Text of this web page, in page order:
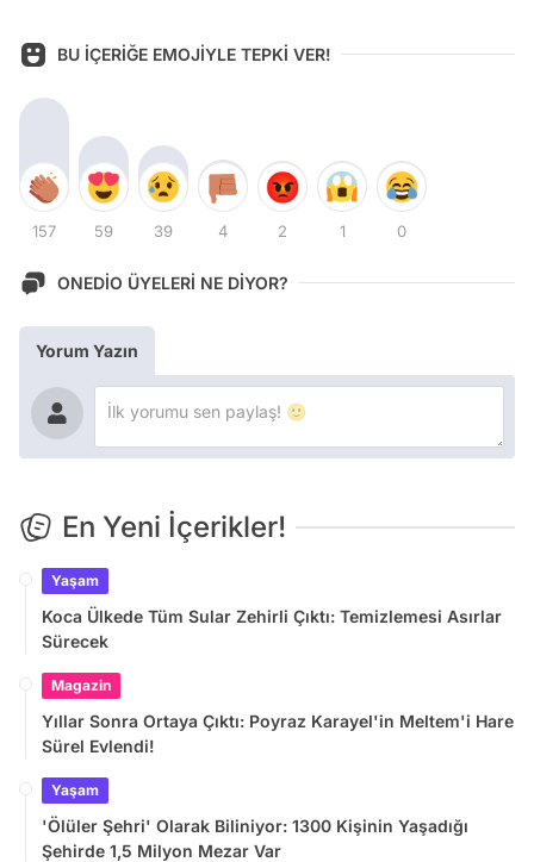
BU İÇERİĞE EMOJİYLE TEPKİ VER!
157 59 39 4 2 1 0
ONEDİO ÜYELERİ NE DİYOR?
Yorum Yazın
En Yeni İçerikler!
Yaşam
Koca Ülkede Tüm Sular Zehirli Çıktı: Temizlemesi Asırlar
Sürecek
Magazin
Yıllar Sonra Ortaya Çıktı: Poyraz Karayel'in Meltem'i Hare
Sürel Evlendi!
Yaşam
'Ölüler Şehri' Olarak Biliniyor: 1300 Kişinin Yaşadığı
Şehirde 1,5 Milyon Mezar Var